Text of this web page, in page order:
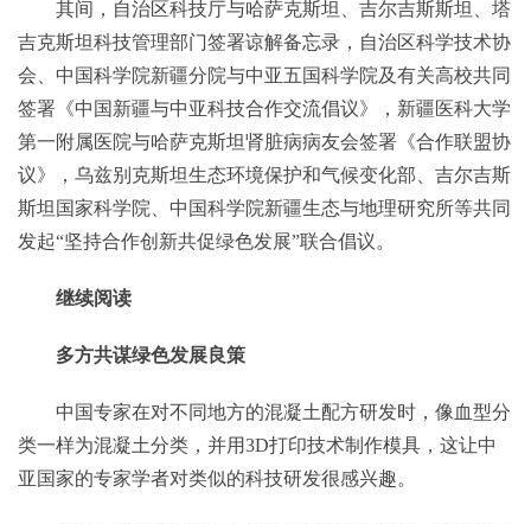
其间，自治区科技厅与哈萨克斯坦、吉尔吉斯斯坦、塔
吉克斯坦科技管理部门签署谅解备忘录，自治区科学技术协
会、中国科学院新疆分院与中亚五国科学院及有关高校共同
签署《中国新疆与中亚科技合作交流倡议》，新疆医科大学
第一附属医院与哈萨克斯坦肾脏病病友会签署《合作联盟协
议》，乌兹别克斯坦生态环境保护和气候变化部、吉尔吉斯
斯坦国家科学院、中国科学院新疆生态与地理研究所等共同
发起“坚持合作创新共促绿色发展”联合倡议。
继续阅读
多方共谋绿色发展良策
中国专家在对不同地方的混凝土配方研发时，像血型分
类一样为混凝土分类，并用3D打印技术制作模具，这让中
亚国家的专家学者对类似的科技研发很感兴趣。